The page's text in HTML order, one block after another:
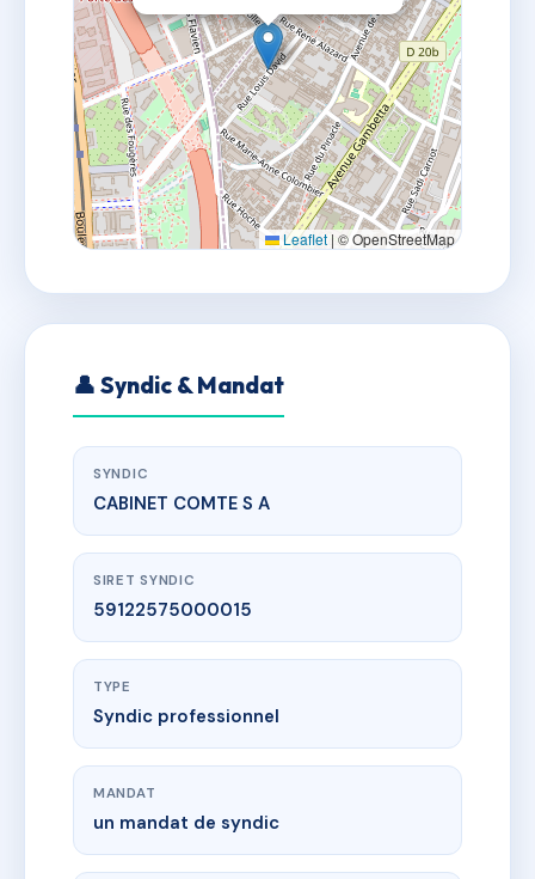
Leaflet | © OpenStreetMap
👤 Syndic & Mandat
SYNDIC
CABINET COMTE S A
SIRET SYNDIC
59122575000015
TYPE
Syndic professionnel
MANDAT
un mandat de syndic